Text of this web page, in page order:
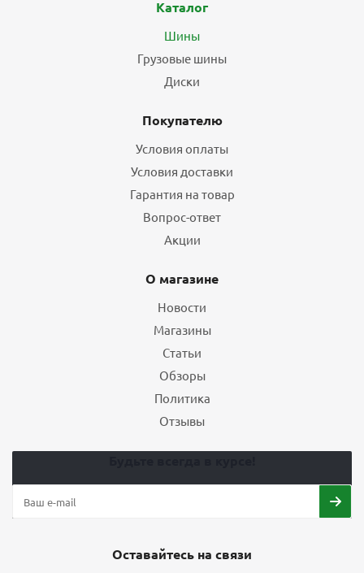
Каталог
Шины
Грузовые шины
Диски
Покупателю
Условия оплаты
Условия доставки
Гарантия на товар
Вопрос-ответ
Акции
О магазине
Новости
Магазины
Статьи
Обзоры
Политика
Отзывы
Оставайтесь на связи